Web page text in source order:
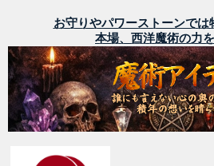
お守りやパワーストーンで
本場、西洋魔術の力